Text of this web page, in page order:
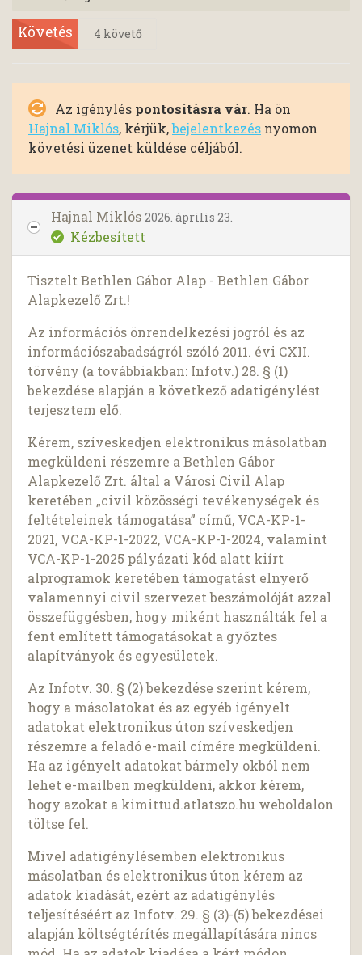
Követés 4 követő
Az igénylés pontosításra vár. Ha ön
Hajnal Miklós, kérjük,bejelentkezés nyomon
követési üzenet küldése céljából.
Hajnal Miklós 2026. április 23.
Kézbesített
Tisztelt Bethlen Gábor Alap - Bethlen Gábor
Alapkezelő Zrt.!
Az információs önrendelkezési jogról és az
információszabadságról szóló 2011. évi CXII.
törvény (a továbbiakban: Infotv.) 28. § (1)
bekezdése alapján a következő adatigénylést
terjesztem elő.
Kérem, szíveskedjen elektronikus másolatban
megküldeni részemre a Bethlen Gábor
Alapkezelő Zrt. által a Városi Civil Alap
keretében „civil közösségi tevékenységek és
feltételeinek támogatása” című, VCA-KP-1-
2021, VCA-KP-1-2022, VCA-KP-1-2024, valamint
VCA-KP-1-2025 pályázati kód alatt kiírt
alprogramok keretében támogatást elnyerő
valamennyi civil szervezet beszámolóját azzal
összefüggésben, hogy miként használták fel a
fent említett támogatásokat a győztes
alapítványok és egyesületek.
Az Infotv. 30. § (2) bekezdése szerint kérem,
hogy a másolatokat és az egyéb igényelt
adatokat elektronikus úton szíveskedjen
részemre a feladó e-mail címére megküldeni.
Ha az igényelt adatokat bármely okból nem
lehet e-mailben megküldeni, akkor kérem,
hogy azokat a kimittud.atlatszo.hu weboldalon
töltse fel.
Mivel adatigénylésemben elektronikus
másolatban és elektronikus úton kérem az
adatok kiadását, ezért az adatigénylés
teljesítéséért az Infotv. 29. § (3)-(5) bekezdései
alapján költségtérítés megállapítására nincs